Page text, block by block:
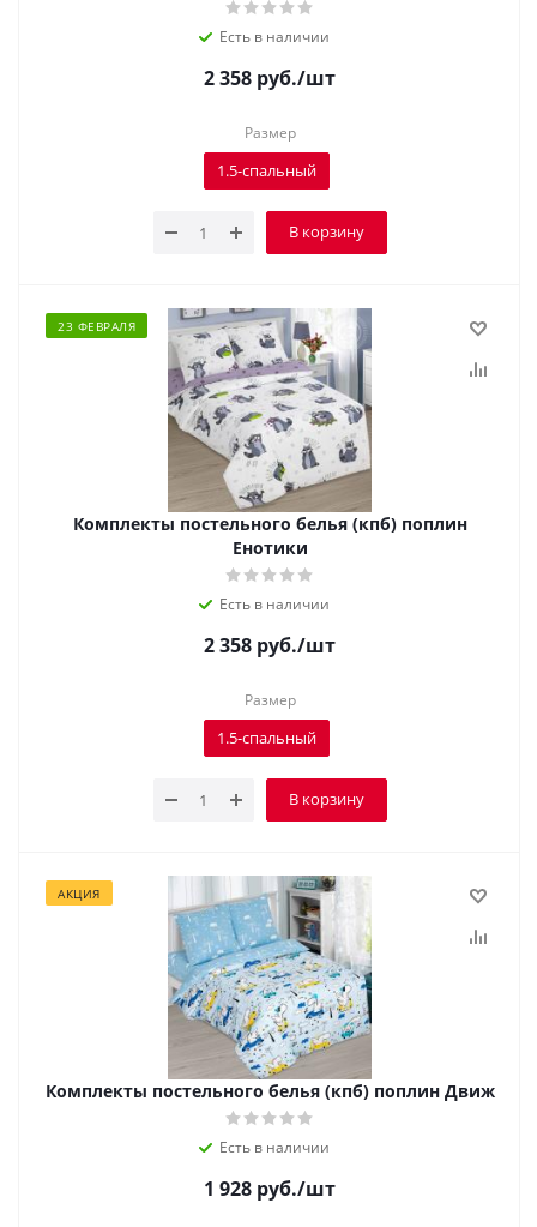
Есть в наличии
2 358 руб./шт
Размер
1.5-спальный
В корзину
23 ФЕВРАЛЯ
Комплекты постельного белья (кпб) поплин
Енотики
Есть в наличии
2 358 руб./шт
Размер
1.5-спальный
В корзину
АКЦИЯ
Комплекты постельного белья (кпб) поплин Движ
Есть в наличии
1 928 руб./шт